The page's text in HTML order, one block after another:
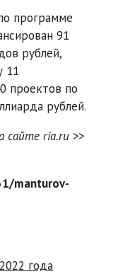
программе
91
рублей,
11
проектов по
рублей.
ria.ru >>
manturov-
года